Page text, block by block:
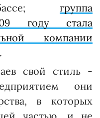
группа
году стала
компании
свой стиль -
они
в которых